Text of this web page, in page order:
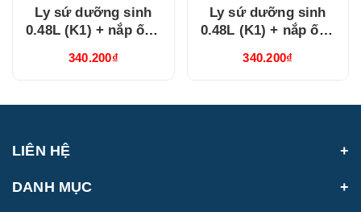
Ly sứ dưỡng sinh
0.48L (K1) + nắp ống
(214888VHNH)
340.200₫
Ly sứ dưỡng sinh
0.48L (K1) + nắp ống
Bộ Sài Gòn
340.200₫
LIÊN HỆ
DANH MỤC